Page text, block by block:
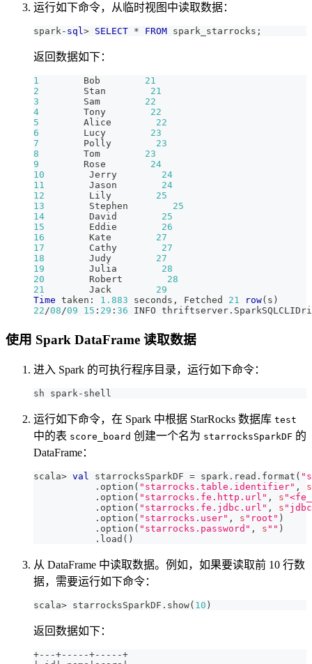
运行如下命令，从临时视图中读取数据：
spark - sql > SELECT * FROM spark_starrocks ;
返回数据如下：
1
        Bob
21
2
        Stan
21
3
        Sam
22
4
        Tony
22
5
        Alice
22
6
        Lucy
23
7
        Polly
23
8
        Tom
23
9
        Rose
24
10
        Jerry
24
11
        Jason
24
12
        Lily
25
13
        Stephen
25
14
        David
25
15
        Eddie
26
16
        Kate
27
17
        Cathy
27
18
        Judy
27
19
        Julia
28
20
        Robert
28
21
        Jack
29
Time taken: 1.883 seconds , Fetched 21 row( s )
22 /08 /09 15 : 29 : 36 INFO thriftserver .
使用 Spark DataFrame 读取数据
进入 Spark 的可执行程序目录，运行如下命令：
sh spark-shell
运行如下命令，在 Spark 中根据 StarRocks 数据库 test
中的表 score_board 创建一个名为 starrocksSparkDF 的
DataFrame：
scala> val starrocksSparkDF = spark . read . format (
. option ( "starrocks.table.identifier" ,
s
. option ( "starrocks.fe.http.url" , s
. option ( "starrocks.fe.jdbc.url" , s
. option ( "starrocks.user" , s "root" )
. option ( "starrocks.password" , s "" )
. load ( )
从 DataFrame 中读取数据。例如，如果要读取前 10 行数
据，需要运行如下命令：
scala> starrocksSparkDF . show( 10 )
返回数据如下：
+-- -+-- -- -+-- -- -+